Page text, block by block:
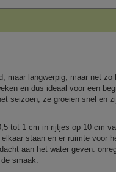
maar langwerpig, maar net
en dus ideaal voor een
seizoen, ze groeien snel en
tot 1 cm in rijtjes op 10 cm
staan en er ruimte voor
aan het water geven:
smaak.